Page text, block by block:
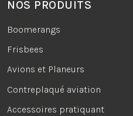
NOS PRODUITS
Boomerangs
Frisbees
Avions et Planeurs
Contreplaqué aviation
Accessoires pratiquant